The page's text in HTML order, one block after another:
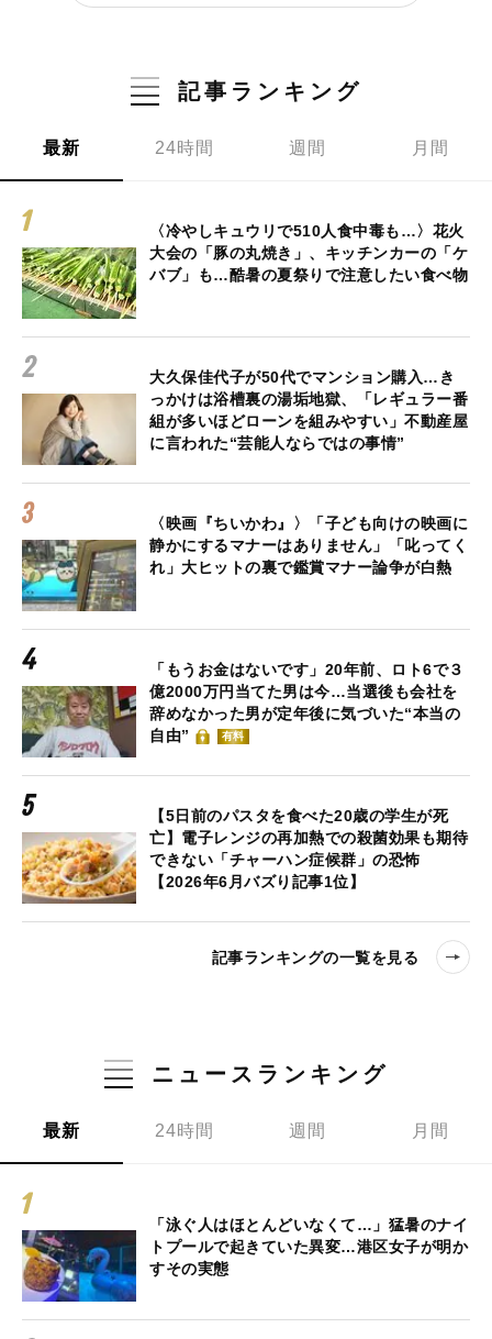
記事ランキング
最新 24時間 週間 月間
〈冷やしキュウリで510人食中毒も…〉花火
大会の「豚の丸焼き」、キッチンカーの「ケ
バブ」も…酷暑の夏祭りで注意したい食べ物
大久保佳代子が50代でマンション購入…き
っかけは浴槽裏の湯垢地獄、「レギュラー番
組が多いほどローンを組みやすい」不動産屋
に言われた“芸能人ならではの事情”
〈映画『ちいかわ』〉「子ども向けの映画に
静かにするマナーはありません」「叱ってく
れ」大ヒットの裏で鑑賞マナー論争が白熱
「もうお金はないです」20年前、ロト6で３
億2000万円当てた男は今…当選後も会社を
辞めなかった男が定年後に気づいた“本当の
自由”
有料
【5日前のパスタを食べた20歳の学生が死
亡】電子レンジの再加熱での殺菌効果も期待
できない「チャーハン症候群」の恐怖
【2026年6月バズり記事1位】
記事ランキングの一覧を見る
ニュースランキング
最新 24時間 週間 月間
「泳ぐ人はほとんどいなくて…」猛暑のナイ
トプールで起きていた異変…港区女子が明か
すその実態